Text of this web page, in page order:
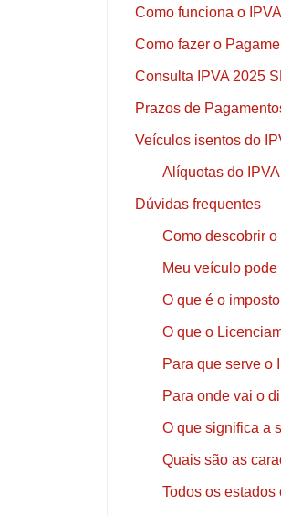
Como funciona o
Como fazer o
Consulta IPVA 2025
Prazos de
Veículos isentos do
Alíquotas do
Dúvidas frequentes
Como descobrir
Meu veículo
O que é o
O que o
Para que serve o
Para onde vai o
O que significa a
Quais são as
Todos os